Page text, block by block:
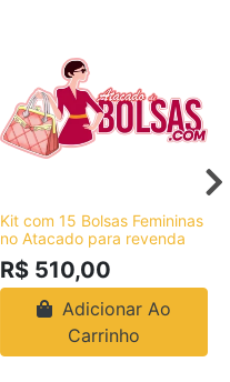
Kit com 15 Bolsas Femininas
no Atacado para revenda
R$ 510,00
Adicionar Ao
Carrinho